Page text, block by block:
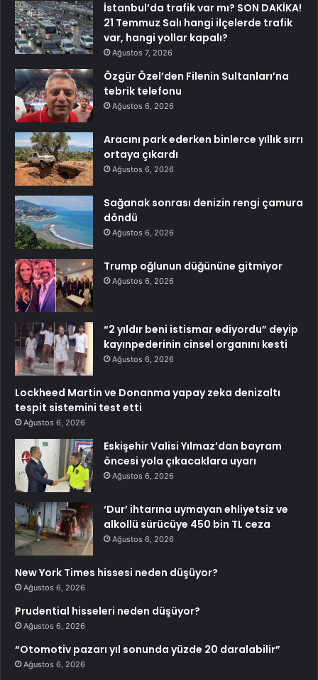
İstanbul’da trafik var mı? SON DAKİKA!
21 Temmuz Salı hangi ilçelerde trafik
var, hangi yollar kapalı?
Ağustos 7, 2026
Özgür Özel’den Filenin Sultanları’na
tebrik telefonu
Ağustos 6, 2026
Aracını park ederken binlerce yıllık sırrı
ortaya çıkardı
Ağustos 6, 2026
Sağanak sonrası denizin rengi çamura
döndü
Ağustos 6, 2026
Trump oğlunun düğününe gitmiyor
Ağustos 6, 2026
“2 yıldır beni istismar ediyordu” deyip
kayınpederinin cinsel organını kesti
Ağustos 6, 2026
Lockheed Martin ve Donanma yapay zeka denizaltı
tespit sistemini test etti
Ağustos 6, 2026
Eskişehir Valisi Yılmaz’dan bayram
öncesi yola çıkacaklara uyarı
Ağustos 6, 2026
‘Dur’ ihtarına uymayan ehliyetsiz ve
alkollü sürücüye 450 bin TL ceza
Ağustos 6, 2026
New York Times hissesi neden düşüyor?
Ağustos 6, 2026
Prudential hisseleri neden düşüyor?
Ağustos 6, 2026
“Otomotiv pazarı yıl sonunda yüzde 20 daralabilir”
Ağustos 6, 2026